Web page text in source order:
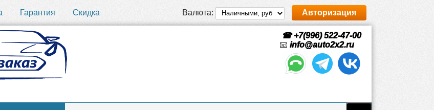
Гарантия Скидка Валюта: Авторизация
☎ +7(996) 522-47-00
📧 info@auto2x2.ru